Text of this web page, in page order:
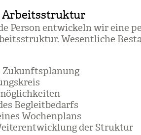
Arbeitsstruktur
Per­son ent­wi­ckeln wir eine
Wesent­li­che
Zukunfts­pla­nung
Begleit­be­darfs
Wochen­plans
der Struk­tur